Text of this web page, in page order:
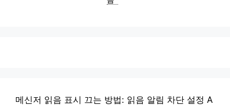
메신저 읽음 표시 끄는 방법: 읽음 알림 차단 설정 A